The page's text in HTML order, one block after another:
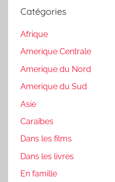
Catégories
Afrique
Amerique Centrale
Amerique du Nord
Amerique du Sud
Asie
Caraïbes
Dans les films
Dans les livres
En famille